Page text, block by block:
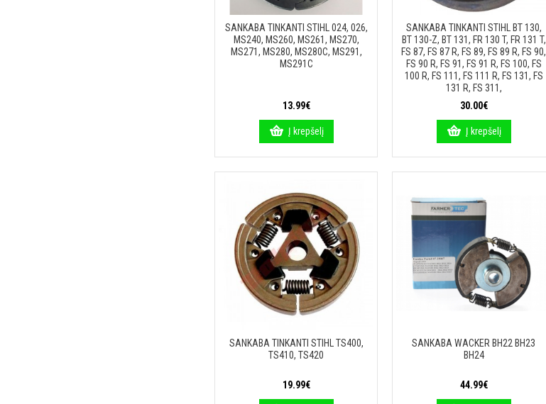
SANKABA TINKANTI STIHL 024, 026,
MS240, MS260, MS261, MS270,
MS271, MS280, MS280C, MS291,
MS291C
13.99€
Į krepšelį
SANKABA TINKANTI STIHL BT 130,
BT 130-Z, BT 131, FR 130 T, FR 131 T,
FS 87, FS 87 R, FS 89, FS 89 R, FS 90,
FS 90 R, FS 91, FS 91 R, FS 100, FS
100 R, FS 111, FS 111 R, FS 131, FS
131 R, FS 311,
30.00€
Į krepšelį
SANKABA TINKANTI STIHL TS400,
TS410, TS420
19.99€
SANKABA WACKER BH22 BH23
BH24
44.99€